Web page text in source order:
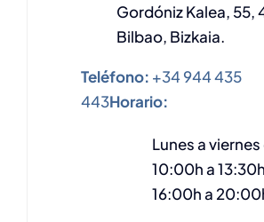
Gordóniz Kalea, 55,
Bilbao, Bizkaia.
Teléfono: +34 944 435
443Horario:
Lunes a
10:00h a
16:00h a